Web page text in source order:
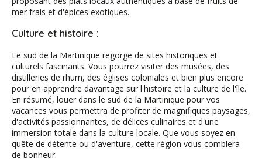
mer frais et d'épices exotiques.
Culture et histoire :
Le sud de la Martinique regorge de sites historiques et
culturels fascinants. Vous pourrez visiter des musées, des
distilleries de rhum, des églises coloniales et bien plus encore
pour en apprendre davantage sur l'histoire et la culture de l'île.
En résumé, louer dans le sud de la Martinique pour vos
vacances vous permettra de profiter de magnifiques paysages,
d'activités passionnantes, de délices culinaires et d'une
immersion totale dans la culture locale. Que vous soyez en
quête de détente ou d'aventure, cette région vous comblera
de bonheur.